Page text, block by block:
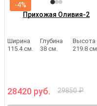
Прихожая Оливия-2
Ширина
115.4 см.
Глубина
38 см.
Высота
219.8 см.
28420 руб. 29850 ₽
-4%